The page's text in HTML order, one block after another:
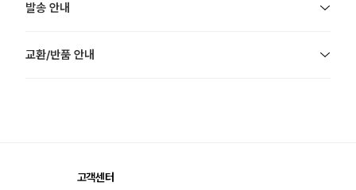
발송 안내
교환/반품 안내
고객센터